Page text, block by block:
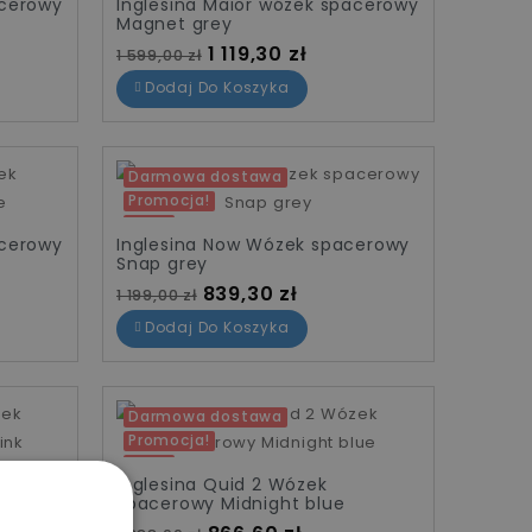
Inglesina Maior wózek spacerowy
Magnet grey
Cena standardowa
1 599,00 zł Cena
1 119,30 zł
Dodaj Do Koszyka
Darmowa dostawa
Promocja!
-30%
Inglesina Now Wózek spacerowy
Snap grey
Cena standardowa
1 199,00 zł Cena
839,30 zł
Dodaj Do Koszyka
Darmowa dostawa
Promocja!
-30%
Inglesina Quid 2 Wózek
spacerowy Midnight blue